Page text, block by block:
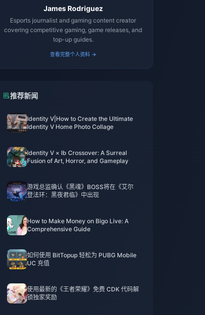
James Rodriguez
Esports journalist and gaming content creator
covering competitive gaming, game releases, and
top-up guides.
查看完整个人资料 →
推荐新闻
Identity V|How to Create the Ultimate
Identity V Home Photo Collage
Identity V × Ib Crossover: A Surreal
Fusion of Art, Horror, and Gameplay
游戏总监确认《黑魂》BOSS将在《艾尔
登法环：黑夜君临》中出现
How to Make Money on Bigo Live: A
Comprehensive Guide
如何使用 BitTopup 轻松为 PUBG Mobile
UC 充值
使用最新的《王者荣耀》免费 CDK 代码解
锁独家奖励